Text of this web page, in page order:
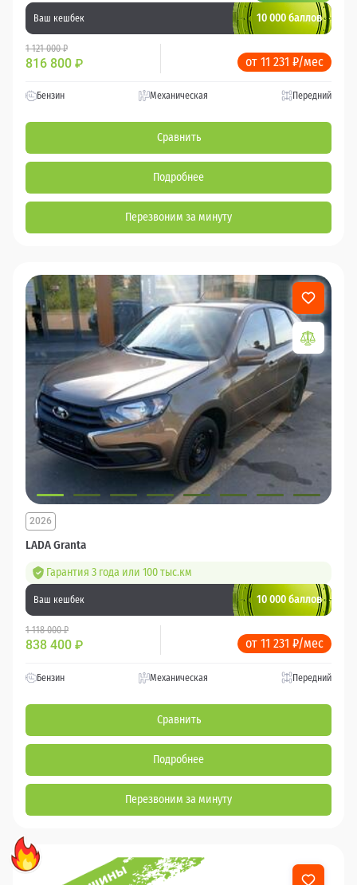
Ваш кешбек 10 000 баллов
1 121 000 ₽
816 800 ₽ от 11 231 ₽/мес
Бензин Механическая Передний
Сравнить
Подробнее
Перезвоним за минуту
LADA Granta
2026
Гарантия 3 года или 100 тыс.км
Ваш кешбек 10 000 баллов
1 118 000 ₽
838 400 ₽ от 11 231 ₽/мес
Бензин Механическая Передний
Сравнить
Подробнее
Перезвоним за минуту